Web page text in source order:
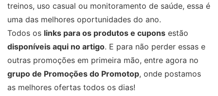
treinos, uso casual ou monitoramento de saúde, essa é
uma das melhores oportunidades do ano.
Todos os links para os produtos e cupons estão
disponíveis aqui no artigo. E para não perder essas e
outras promoções em primeira mão, entre agora no
grupo de Promoções do Promotop, onde postamos
as melhores ofertas todos os dias!